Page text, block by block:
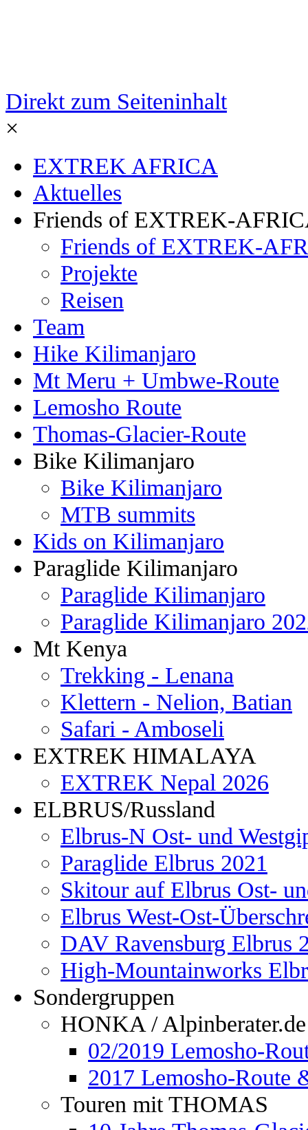
Direkt zum Seiteninhalt
×
EXTREK AFRICA
Aktuelles
Friends of EXTREK-
Friends of EXTREK-
Projekte
Reisen
Team
Hike Kilimanjaro
Mt Meru + Umbwe-Route
Lemosho Route
Thomas-Glacier-Route
Bike Kilimanjaro
Bike Kilimanjaro
MTB summits
Kids on Kilimanjaro
Paraglide Kilimanjaro
Paraglide Kilimanjaro
Paraglide Kilimanjaro
Mt Kenya
Trekking - Lenana
Klettern - Nelion, Batian
Safari - Amboseli
EXTREK HIMALAYA
EXTREK Nepal 2026
ELBRUS/Russland
Elbrus-N Ost- und
Paraglide Elbrus 2021
Skitour auf Elbrus Ost-
Elbrus West-Ost-
DAV Ravensburg Elbrus
High-Mountainworks
Sondergruppen
HONKA / Alpinberater.de
02/2019 Lemosho-
2017 Lemosho-Route
Touren mit THOMAS